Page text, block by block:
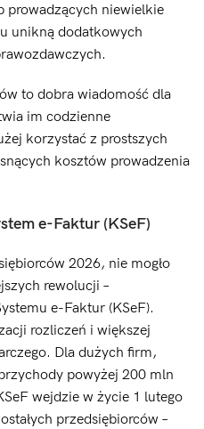
prowadzących niewielkie
unikną dodatkowych
to dobra wiadomość dla
im codzienne
korzystać z prostszych
kosztów prowadzenia
e-Faktur (KSeF)
2026, nie mogło
rewolucji –
e-Faktur (KSeF).
rozliczeń i większej
Dla dużych firm,
powyżej 200 mln
wejdzie w życie 1 lutego
przedsiębiorców –